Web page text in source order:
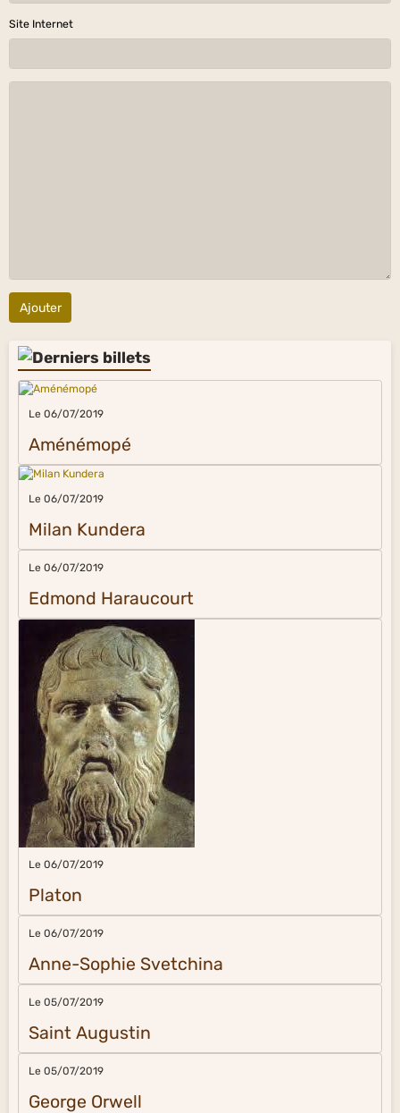
Site Internet
Ajouter
Le 06/07/2019
Aménémopé
Le 06/07/2019
Milan Kundera
Le 06/07/2019
Edmond Haraucourt
Le 06/07/2019
Platon
Le 06/07/2019
Anne-Sophie Svetchina
Le 05/07/2019
Saint Augustin
Le 05/07/2019
George Orwell